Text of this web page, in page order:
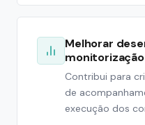
Melhorar
monitorização
Contribui para
de
execução dos